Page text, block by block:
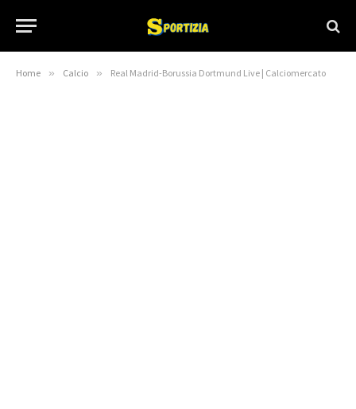
Home » Calcio » Real Madrid-Borussia Dortmund Live | Calciomercato